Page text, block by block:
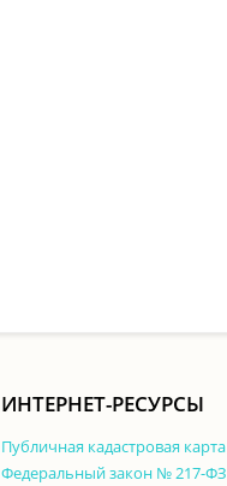
ИНТЕРНЕТ-РЕСУРСЫ
Публичная кадастровая карта
Федеральный закон № 217-ФЗ